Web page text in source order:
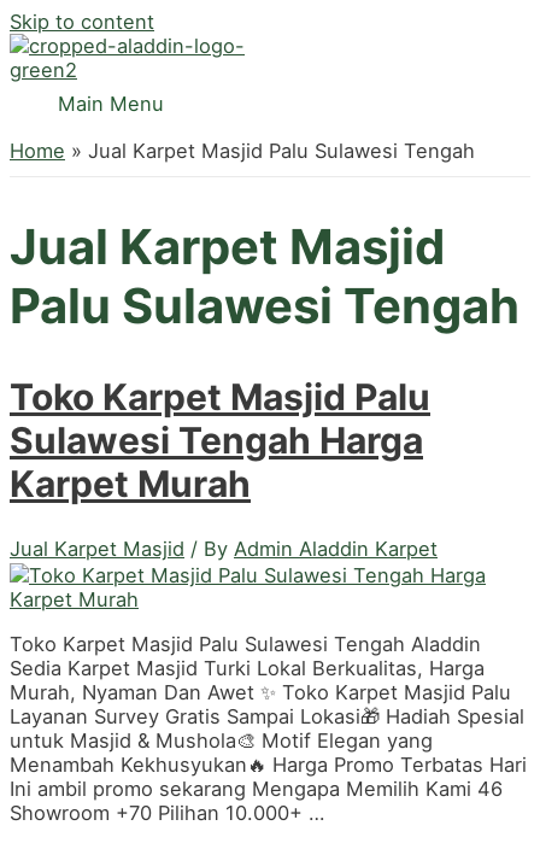
Skip to content
Main Menu
Home
Jual Karpet Masjid Palu Sulawesi Tengah
Jual Karpet Masjid
Palu Sulawesi Tengah
Toko Karpet Masjid Palu
Sulawesi Tengah Harga
Karpet Murah
Jual Karpet Masjid / By Admin Aladdin Karpet
Toko Karpet Masjid Palu Sulawesi Tengah Aladdin
Sedia Karpet Masjid Turki Lokal Berkualitas, Harga
Murah, Nyaman Dan Awet ✨ Toko Karpet Masjid Palu
Layanan Survey Gratis Sampai Lokasi🎁 Hadiah Spesial
untuk Masjid & Mushola🎨 Motif Elegan yang
Menambah Kekhusyukan🔥 Harga Promo Terbatas Hari
Ini ambil promo sekarang Mengapa Memilih Kami 46
Showroom +70 Pilihan 10.000+ …